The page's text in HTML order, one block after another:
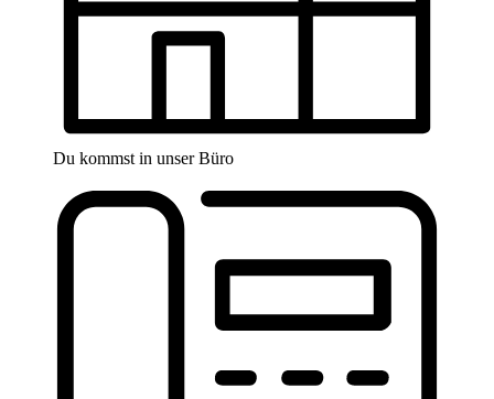
Du kommst in unser Büro